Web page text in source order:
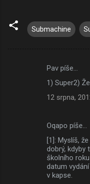
Submachine
Pav píše…
1) Super2)
12 srpna,
Oqapo píše…
[1]: Myslíš,
dobrý, kdyby
školního
datum
v kapse.